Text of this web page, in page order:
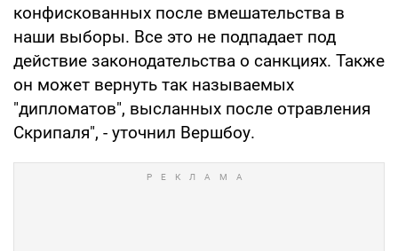
конфискованных после вмешательства в
наши выборы. Все это не подпадает под
действие законодательства о санкциях. Также
он может вернуть так называемых
"дипломатов", высланных после отравления
Скрипаля", - уточнил Вершбоу.